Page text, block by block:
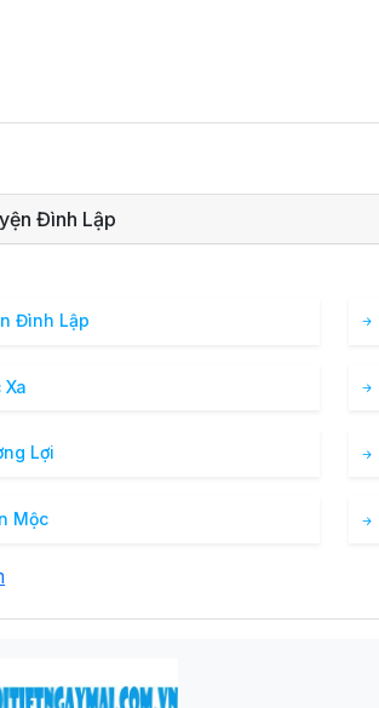
Đình Lập
Đình Lập
Xa
Lợi
Mộc